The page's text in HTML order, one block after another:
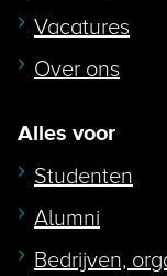
Vacatures
Over ons
Alles voor
Studenten
Alumni
Bedrijven,